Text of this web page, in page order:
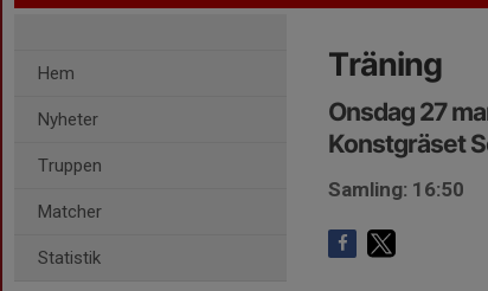
Hem
Nyheter
Truppen
Matcher
Statistik
Träning
Onsdag 27
Konstgräset
Samling: 16:50